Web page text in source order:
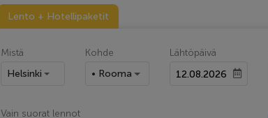
Lento + Hotellipaketit
Mistä
Helsinki
Kohde
• Rooma
Lähtöpäivä
Vain suorat lennot